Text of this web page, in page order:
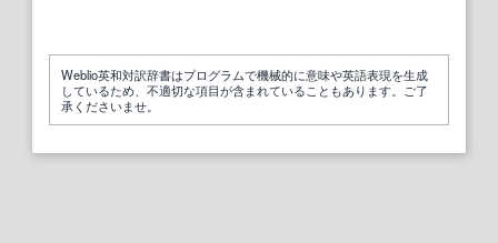
Weblio英和対訳辞書はプログラムで機械的に意味や英語表現を生成
しているため、不適切な項目が含まれていることもあります。ご了
承くださいませ。